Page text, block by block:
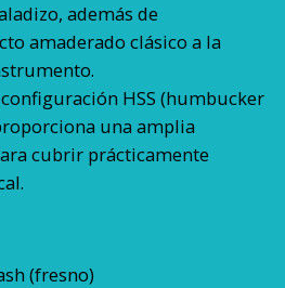
además de
amaderado clásico a la
HSS (humbucker
una amplia
cubrir prácticamente
(fresno)